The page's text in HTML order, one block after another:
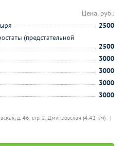
д. 46, стр. 2, Дмитровская (4.42 км)
Цена, руб.:
2500
(предстательной
2500
3000
3000
3000
3000